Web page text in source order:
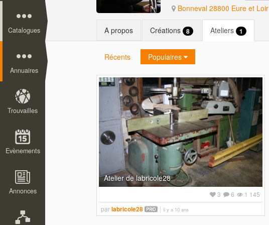
Catalogues
Annuaires
Trouvailles
Evènements
Annonces
Bonneval 28800 Eure et Loir
A propos Créations 8 Ateliers 1
Récents Populaires
Atelier de labricole28
1 145
6
3
parlabricole28 il y a 10 ans